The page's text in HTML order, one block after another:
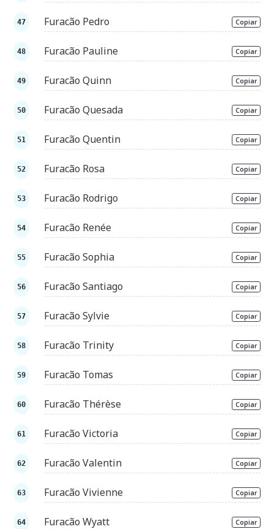
Furacão Pedro Copiar
Furacão Pauline Copiar
Furacão Quinn Copiar
Furacão Quesada Copiar
Furacão Quentin Copiar
Furacão Rosa Copiar
Furacão Rodrigo Copiar
Furacão Renée Copiar
Furacão Sophia Copiar
Furacão Santiago Copiar
Furacão Sylvie Copiar
Furacão Trinity Copiar
Furacão Tomas Copiar
Furacão Thérèse Copiar
Furacão Victoria Copiar
Furacão Valentin Copiar
Furacão Vivienne Copiar
Furacão Wyatt Copiar